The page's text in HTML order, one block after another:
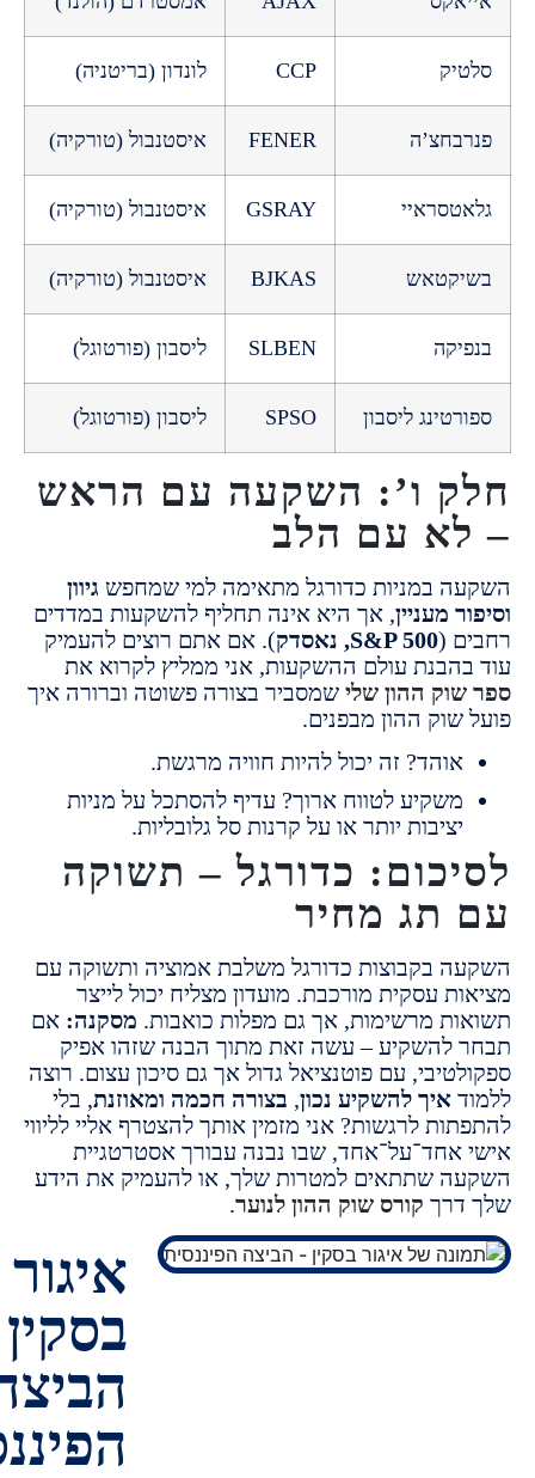
לונדון (בריטניה)
איסטנבול (טורקיה)
איסטנבול (טורקיה)
איסטנבול (טורקיה)
ליסבון (פורטוגל)
ליסבון SPSO ליסבון (פורטוגל)
ו’: השקעה עם הראש
עם הלב
במניות כדורגל מתאימה למי שמחפשגיוון
מעניין, אך היא אינה תחליף להשקעות במדדים
S&P 500, נאסדק
). אם אתם רוצים להעמיק
עולם ההשקעות, אני ממליץ לקרוא את
ההון שלישמסביר בצורה פשוטה וברורה איך
ההון מבפנים.
אוהד? זה יכול להיות חוויה מרגשת.
משקיע לטווח ארוך? עדיף להסתכל על מניות
יציבות יותר או על קרנות סל גלובליות.
כדורגל – תשוקה
תג מחיר
בקבוצות כדורגל משלבת אמוציה ותשוקה עם
עסקית מורכבת. מועדון מצליח יכול לייצר
מרשימות, אך גם מפלות כואבות.מסקנה: אם
להשקיע – עשה זאת מתוך הבנה שזהו אפיק
עם פוטנציאל גדול אך גם סיכון עצום.רוצה
איך להשקיע נכון,בצורה חכמה ומאוזנת , בלי
לרגשות? אני מזמין אותך להצטרף אליי לליווי
שבו נבנה עבורך אסטרטגיית
שתתאים למטרות שלך, או להעמיק את הידע
קורס שוק ההון לנוער.
איגור
בסקין -
הביצה
הפיננסית